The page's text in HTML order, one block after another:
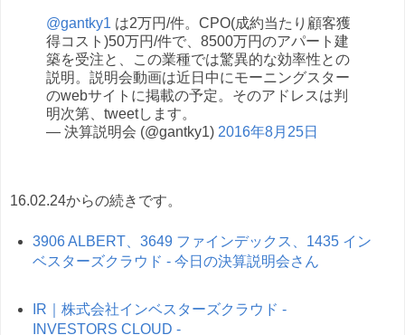
@gantky1 は2万円/件。CPO(成約当たり顧客獲
得コスト)50万円/件で、8500万円のアパート建
築を受注と、この業種では驚異的な効率性との
説明。説明会動画は近日中にモーニングスター
のwebサイトに掲載の予定。そのアドレスは判
明次第、tweetします。
— 決算説明会 (@gantky1) 2016年8月25日
16.02.24からの続きです。
3906 ALBERT、3649 ファインデックス、1435 イン
ベスターズクラウド - 今日の決算説明会さん
IR｜株式会社インベスターズクラウド -
INVESTORS CLOUD -